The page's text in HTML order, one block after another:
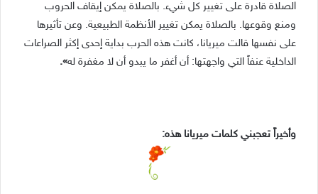
الصلاة قادرة على تغيير كل شيء. بالصلاة يمكن إيقاف الحروب
ومنع وقوعها. بالصلاة يمكن تغيير الأنظمة الطبيعية. وعن تأثيرها
على نفسها قالت ميريانا، كانت هذه الحرب بداية إحدى إكثر الصراعات
الداخلية عنفاً التي واجهتها: أن أغفر ما يبدو أن لا مغفرة له».
وأخيراً تعجبني كلمات ميريانا هذه: